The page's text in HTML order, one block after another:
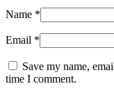
Name *
Email *
Save my name,
time I comment.